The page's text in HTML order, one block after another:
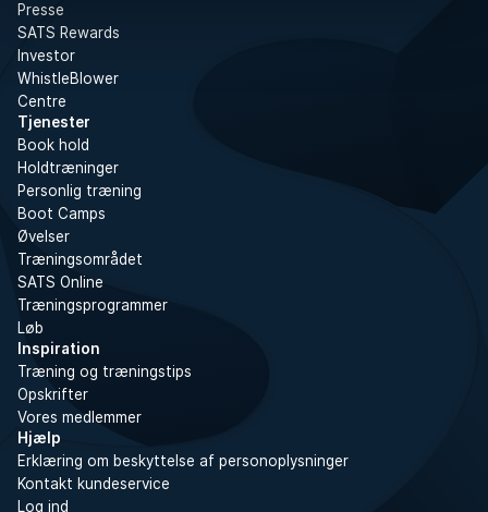
Presse
SATS Rewards
Investor
WhistleBlower
Centre
Tjenester
Book hold
Holdtræninger
Personlig træning
Boot Camps
Øvelser
Træningsområdet
SATS Online
Træningsprogrammer
Løb
Inspiration
Træning og træningstips
Opskrifter
Vores medlemmer
Hjælp
Erklæring om beskyttelse af personoplysninger
Kontakt kundeservice
Log ind